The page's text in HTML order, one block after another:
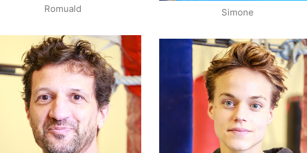
Romuald
Webmaster
E-mail
Simone
Entraîneur